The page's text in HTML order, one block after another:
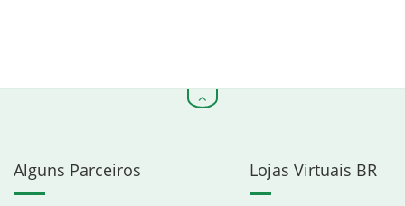
Alguns Parceiros Lojas Virtuais BR